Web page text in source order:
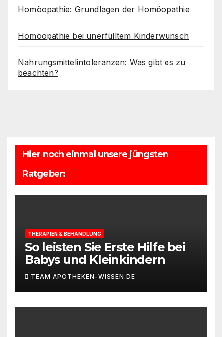
Homöopathie: Grundlagen der Homöopathie
Homöopathie bei unerfülltem Kinderwunsch
Nahrungsmittelintoleranzen: Was gibt es zu
beachten?
Hier noch einmal unsere jüngsten
Ratgeber:
THERAPIEN & BEHANDLUNG
So leisten Sie Erste Hilfe bei
Babys und Kleinkindern
TEAM APOTHEKEN-WISSEN.DE